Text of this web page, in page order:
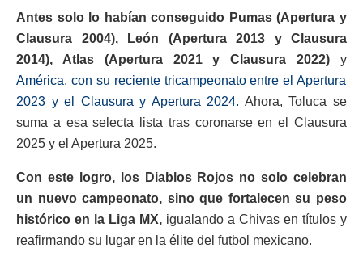
Antes solo lo habían conseguido Pumas (Apertura y
Clausura 2004), León (Apertura 2013 y Clausura
2014), Atlas (Apertura 2021 y Clausura 2022) y
América, con su reciente tricampeonato entre el Apertura
2023 y el Clausura y Apertura 2024. Ahora, Toluca se
suma a esa selecta lista tras coronarse en el Clausura
2025 y el Apertura 2025.
Con este logro, los Diablos Rojos no solo celebran
un nuevo campeonato, sino que fortalecen su peso
histórico en la Liga MX, igualando a Chivas en títulos y
reafirmando su lugar en la élite del futbol mexicano.